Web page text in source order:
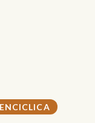
ENCICLICA